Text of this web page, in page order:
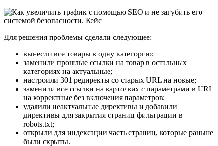
Для решения проблемы сделали следующее:
вынесли все товары в одну категорию;
заменили прошлые ссылки на товар в остальных
категориях на актуальные;
настроили 301 редиректы со старых URL на новые;
заменили все ссылки на карточках с параметрами в URL
на корректные без включения параметров;
удалили неактуальные директивы и добавили
директивы для закрытия страниц фильтрации в
robots.txt;
открыли для индексации часть страниц, которые раньше
были скрыты.